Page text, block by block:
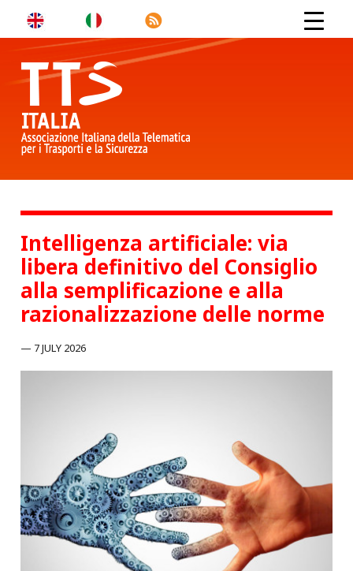
Intelligenza artificiale: via
libera definitivo del Consiglio
alla semplificazione e alla
razionalizzazione delle norme
7 JULY 2026